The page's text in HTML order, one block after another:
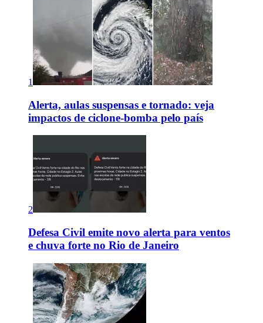
1
Alerta, aulas suspensas e tornado: veja
impactos de ciclone-bomba pelo país
2
Defesa Civil emite novo alerta para ventos
e chuva forte no Rio de Janeiro